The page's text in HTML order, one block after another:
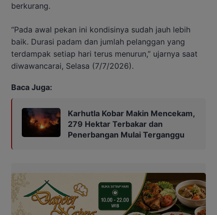
berkurang.
“Pada awal pekan ini kondisinya sudah jauh lebih
baik. Durasi padam dan jumlah pelanggan yang
terdampak setiap hari terus menurun,” ujarnya saat
diwawancarai, Selasa (7/7/2026).
Baca Juga:
Karhutla Kobar Makin Mencekam,
279 Hektar Terbakar dan
Penerbangan Mulai Terganggu